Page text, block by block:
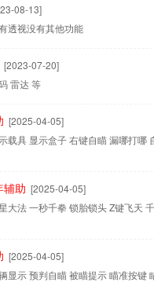
08-13]
透视没有其他功能
[2023-07-20]
雷达 等
[2025-04-05]
载具 显示盒子 右键自瞄 漏哪打哪
辅助 [2025-04-05]
大法 一秒千拳 锁胎锁头 Z键飞天
[2025-04-05]
显示 预判自瞄 被瞄提示 瞄准按键